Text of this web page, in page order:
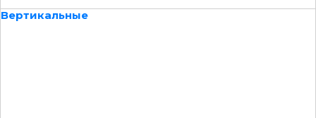
Вертикальные